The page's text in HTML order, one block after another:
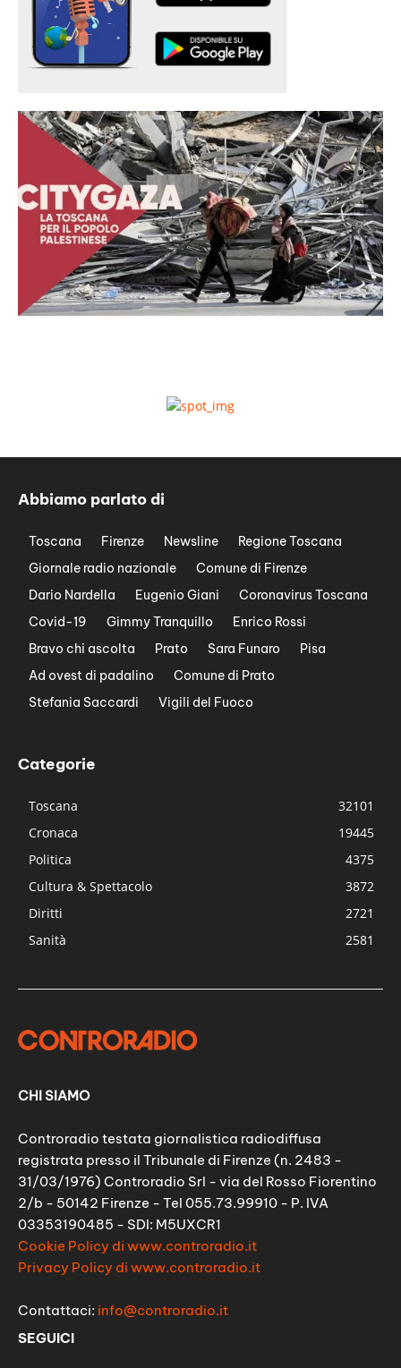
Abbiamo parlato di
Toscana Firenze Newsline
Regione Toscana
Giornale radio nazionale
Comune di Firenze
Dario Nardella
Eugenio Giani
Coronavirus Toscana
Covid-19
Gimmy Tranquillo
Enrico Rossi
Bravo chi ascolta
Prato Sara Funaro
Pisa
Ad ovest di padalino
Comune di Prato
Stefania Saccardi
Vigili del Fuoco
Categorie
Toscana
32101
Cronaca
19445
Politica
4375
Cultura & Spettacolo
3872
Diritti
2721
Sanità
2581
CHI SIAMO
Controradio testata giornalistica radiodiffusa
registrata presso il Tribunale di Firenze (n. 2483 -
31/03/1976) Controradio Srl - via del Rosso Fiorentino
2/b - 50142 Firenze - Tel 055.73.99910 - P. IVA
03353190485 - SDI: M5UXCR1
Cookie Policy di www.controradio.it
Privacy Policy di www.controradio.it
Contattaci: info@controradio.it
SEGUICI